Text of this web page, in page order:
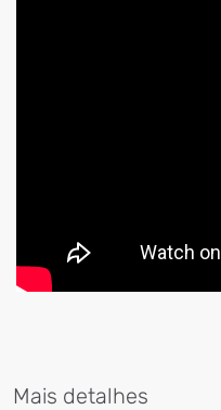
Mais detalhes